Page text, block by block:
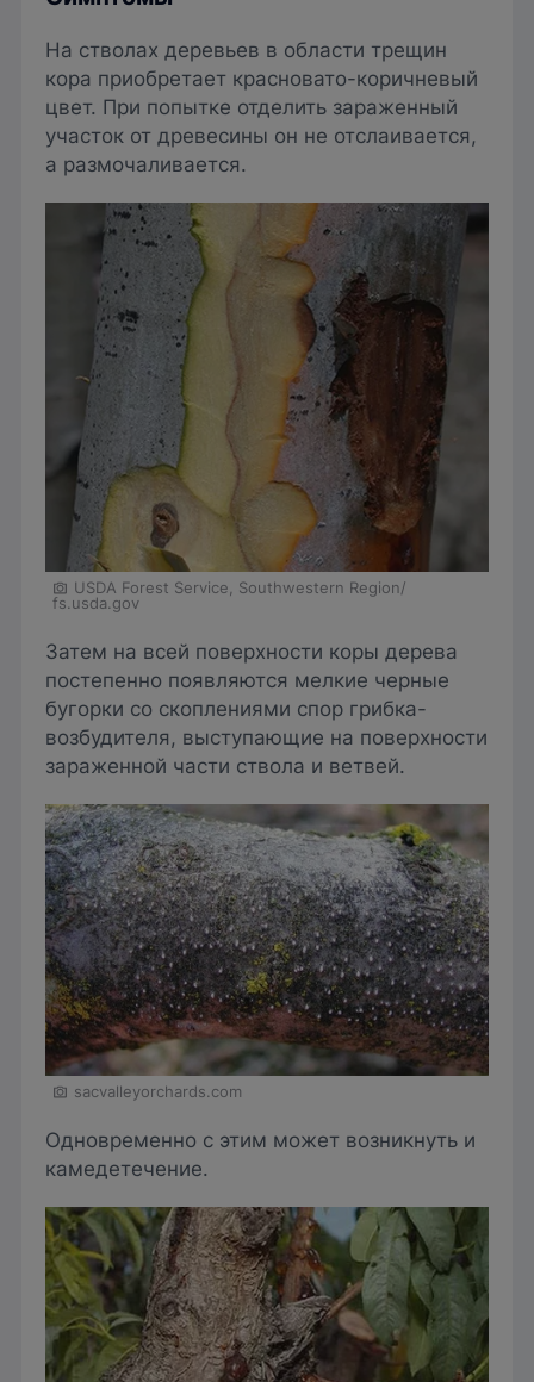
На стволах деревьев в области трещин
кора приобретает красновато-коричневый
цвет. При попытке отделить зараженный
участок от древесины он не отслаивается,
а размочаливается.
USDA Forest Service, Southwestern Region/
fs.usda.gov
Затем на всей поверхности коры дерева
постепенно появляются мелкие черные
бугорки со скоплениями спор грибка-
возбудителя, выступающие на поверхности
зараженной части ствола и ветвей.
sacvalleyorchards.com
Одновременно с этим может возникнуть и
камедетечение.